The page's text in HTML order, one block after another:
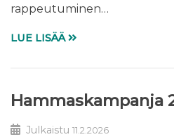
rappeutuminen…
LUE LISÄÄ
Hammaskampanja
Julkaistu 11.2.2026